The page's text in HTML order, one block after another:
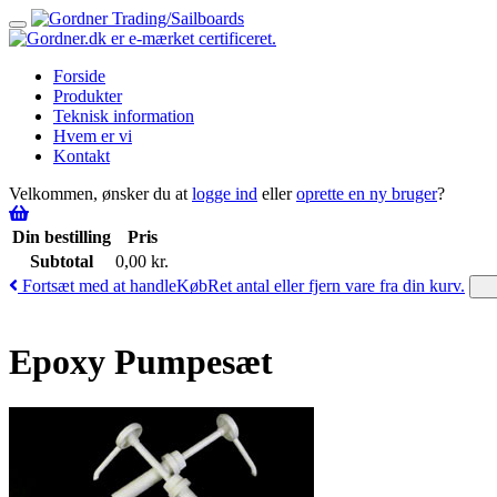
Toggle
navigation
Forside
Produkter
Teknisk information
Hvem er vi
Kontakt
Velkommen, ønsker du at logge ind elleroprette en ny bruger?
Din bestilling
Pris
Subtotal
0,00 kr.
Fortsæt med at handleKøbRet antal eller fjern vare fra din kurv.
Epoxy Pumpesæt